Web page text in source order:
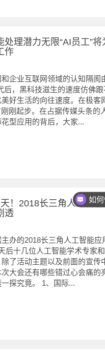
处理潜力无限“AI员工”
作
企业互联网领域的认知隔阂
后，黑科技滋生的速度仿佛
好生活的向往速度。在极客
刚起步。在占据传媒头条的
型应用的背后，大家...
！2018长三角人工智能
透
办的2018长三角人工智能
后十几位人工智能学术专家
了活动主题以及前面的宣传
大会还有哪些错过心会痛的
探究竟。 1、国际...